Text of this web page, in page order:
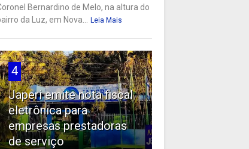
Bernardino de Melo, na altura do
da Luz, em Nova...
Leia Mais
4
Japeri emite nota fiscal
eletrônica para
empresas prestadoras
de serviço